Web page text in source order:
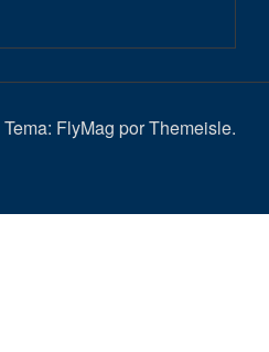
Tema: FlyMag por Themeisle.
Tauríd’imatges